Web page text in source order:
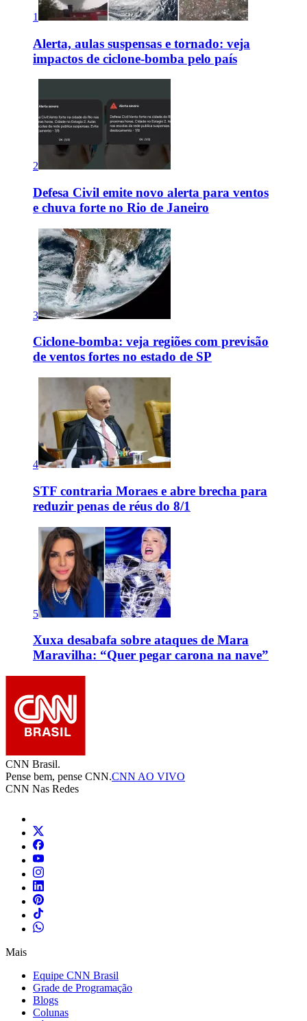
1
Alerta, aulas suspensas e tornado: veja
impactos de ciclone-bomba pelo país
2
Defesa Civil emite novo alerta para ventos
e chuva forte no Rio de Janeiro
3
Ciclone-bomba: veja regiões com previsão
de ventos fortes no estado de SP
4
STF contraria Moraes e abre brecha para
reduzir penas de réus do 8/1
5
Xuxa desabafa sobre ataques de Mara
Maravilha: “Quer pegar carona na nave”
CNN Brasil.
Pense bem, pense CNN.CNN AO VIVO
CNN Nas Redes
Mais
Equipe CNN Brasil
Grade de Programação
Blogs
Colunas